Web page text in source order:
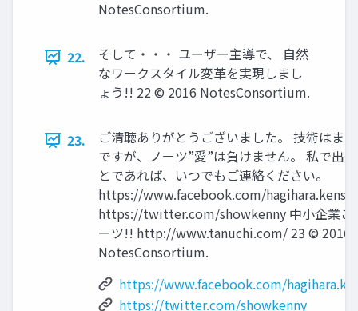
NotesConsortium.
22.
そして・・・ ユーザー主導で、 自然
なワークスタイル変革を実現しまし
ょう!! 22 © 2016 NotesConsortium.
23.
ご清聴ありがとうございました。 技術はま
ですが、ノーツ”愛”は負けません。 私で出
とであれば、いつでもご連絡ください。
https://www.facebook.com/
https://twitter.com/showkenny 中小企業こ
ーツ!! http://www.tanuchi.com/ 23 © 2016
NotesConsortium.
https://www.facebook.com/
https://twitter.com/showkenny